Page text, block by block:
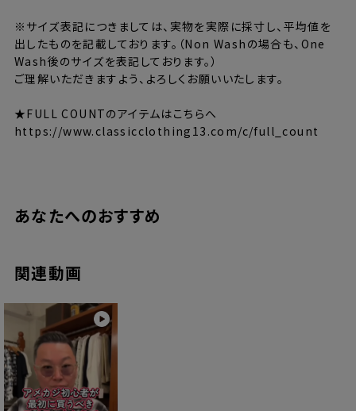
※サイズ表記につきましては、実物を実際に採寸し、平均値を
出したものを記載しております。（Non Washの場合も、One
Wash後のサイズを表記しております。）
ご理解いただきますよう、よろしくお願いいたします。
★FULL COUNTのアイテムはこちらへ
https://www.classicclothing13.com/c/full_count
あなたへのおすすめ
関連動画